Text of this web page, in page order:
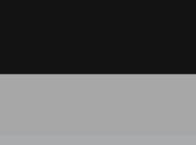
Klientów SEAT